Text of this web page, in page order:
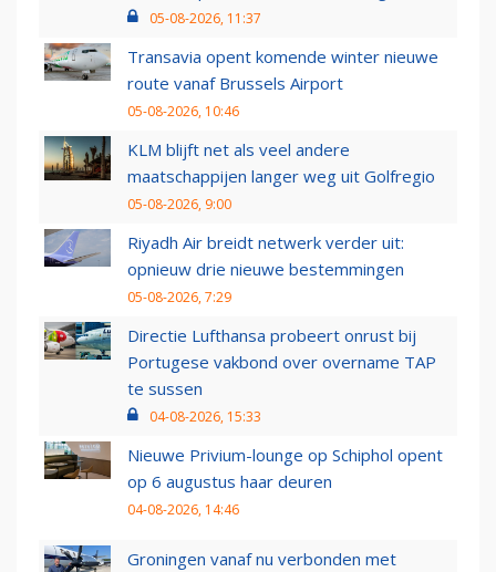
05-08-2026, 11:37
Transavia opent komende winter nieuwe
route vanaf Brussels Airport
05-08-2026, 10:46
KLM blijft net als veel andere
maatschappijen langer weg uit Golfregio
05-08-2026, 9:00
Riyadh Air breidt netwerk verder uit:
opnieuw drie nieuwe bestemmingen
05-08-2026, 7:29
Directie Lufthansa probeert onrust bij
Portugese vakbond over overname TAP
te sussen
04-08-2026, 15:33
Nieuwe Privium-lounge op Schiphol opent
op 6 augustus haar deuren
04-08-2026, 14:46
Groningen vanaf nu verbonden met